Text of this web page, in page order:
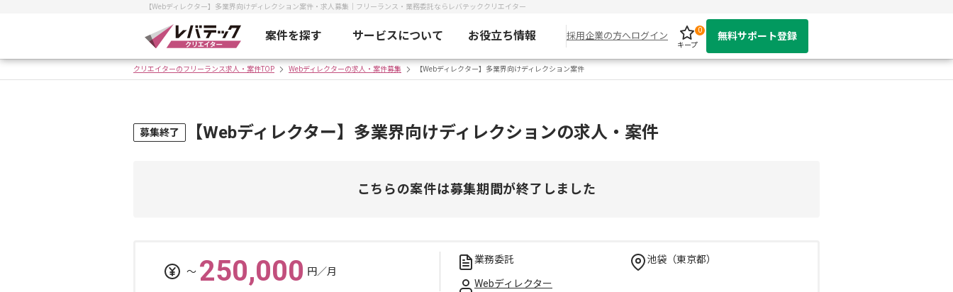
【Webディレクター】多業界向けディレクション案件・求人募集｜フリーランス・業務委託ならレバテッククリエイター
案件を探す サービスについて お役立ち情報 採用企業の方へログイン
キープ
0
無料サポート登録
クリエイターのフリーランス求人・案件TOP Webディレクターの求人・案件募集 【Webディレクター】多業界向けディレクション案件
募集終了 【Webディレクター】多業界向けディレクションの求人・案件
こちらの案件は募集期間が終了しました
〜 250,000 円／月
業務委託 池袋（東京都）
Webディレクター